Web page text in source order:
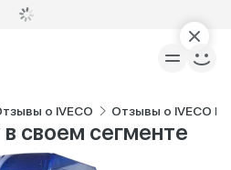
о IVECO Отзывы о IVECO
своем сегменте